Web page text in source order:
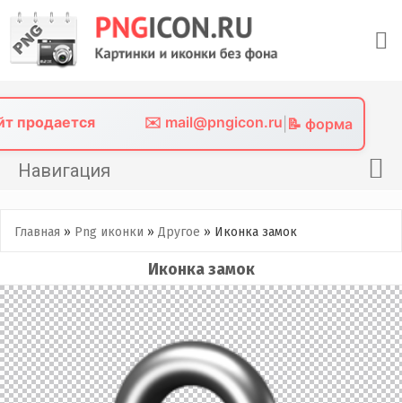
content
продается ✉️ mail@pngicon.ru 📝 форма
Навигация
Png иконки
Фото без фона
Контакты
Главная » Png иконки » Другое » Иконка замок
Иконка замок